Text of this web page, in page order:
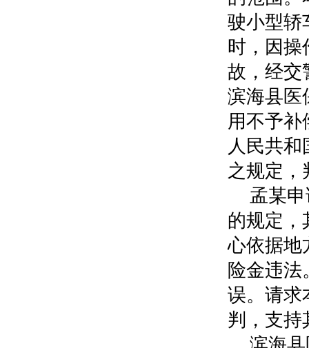
驶小型轿
时，因操
故，经交
滨海县医
用不予补
人民共
之规定，
孟某
的规定，
心依据地
险金违
误。请求
判，支持